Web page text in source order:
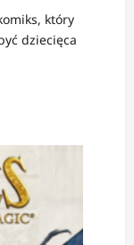
który
dziecięca